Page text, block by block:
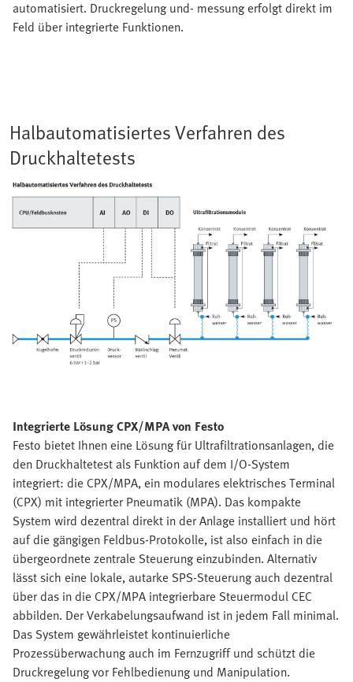
automatisiert. Druckregelung und- messung erfolgt direkt im
Feld über integrierte Funktionen.
Halbautomatisiertes Verfahren des
Druckhaltetests
Integrierte Lösung CPX/MPA von Festo
Festo bietet Ihnen eine Lösung für Ultrafiltrationsanlagen, die
den Druckhaltetest als Funktion auf dem I/O-System
integriert: die CPX/MPA, ein modulares elektrisches Terminal
(CPX) mit integrierter Pneumatik (MPA). Das kompakte
System wird dezentral direkt in der Anlage installiert und hört
auf die gängigen Feldbus-Protokolle, ist also einfach in die
übergeordnete zentrale Steuerung einzubinden. Alternativ
lässt sich eine lokale, autarke SPS-Steuerung auch dezentral
über das in die CPX/MPA integrierbare Steuermodul CEC
abbilden. Der Verkabelungsaufwand ist in jedem Fall minimal.
Das System gewährleistet kontinuierliche
Prozessüberwachung auch im Fernzugriff und schützt die
Druckregelung vor Fehlbedienung und Manipulation.